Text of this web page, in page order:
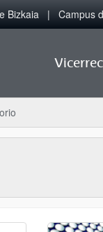
Bizkaia Campus